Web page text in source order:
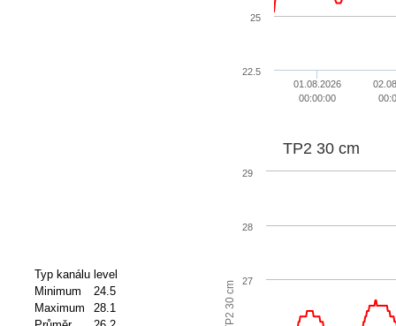
01.08.2026
00:00:00
22.5
25
Typ kanálu level
Minimum
24.5
Maximum
28.1
TP2 30 cm
TP2 30 cm
27
28
29